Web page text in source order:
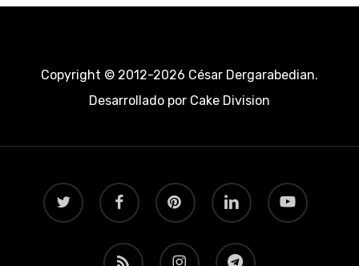
Copyright © 2012-2026 César Dergarabedian.
Desarrollado porCake Division
twitter facebook pinterest linkedin youtube
RSS instagram telegram